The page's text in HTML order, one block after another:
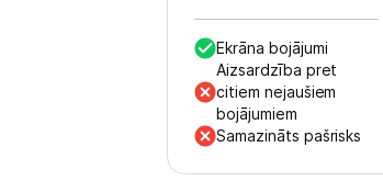
Piegāde un apmaksa
Ekrāna bojājumi
Aizsardzība pret
citiem nejaušiem
bojājumiem
Samazināts pašrisks